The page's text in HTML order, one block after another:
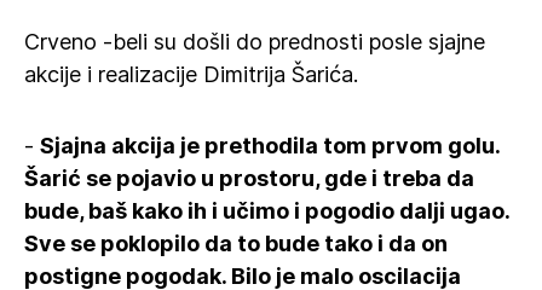
Crveno -beli su došli do prednosti posle sjajne
akcije i realizacije Dimitrija Šarića.
- Sjajna akcija je prethodila tom prvom golu.
Šarić se pojavio u prostoru, gde i treba da
bude, baš kako ih i učimo i pogodio dalji ugao.
Sve se poklopilo da to bude tako i da on
postigne pogodak. Bilo je malo oscilacija